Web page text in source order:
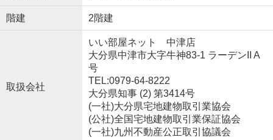
階建 2階建
取扱会社
いい部屋ネット 中津店
大分県中津市大字牛神83-1 ラーデンII A
号
TEL:0979-64-8222
大分県知事 (2) 第3414号
(一社)大分県宅地建物取引業協会
(公社)全国宅地建物取引業保証協会
(一社)九州不動産公正取引協議会